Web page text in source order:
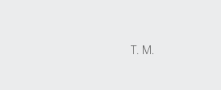
T. M.